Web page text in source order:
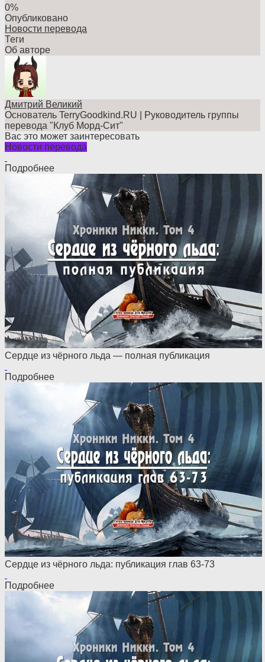
0%
Опубликовано
Новости перевода
Теги
Об авторе
Дмитрий Великий
Основатель TerryGoodkind.RU | Руководитель группы
перевода "Клуб Морд-Сит"
Вас это может заинтересовать
Новости перевода
Подробнее
Сердце из чёрного льда — полная публикация
Подробнее
Сердце из чёрного льда: публикация глав 63-73
Подробнее